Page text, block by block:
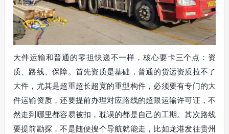
大件运输和普通的零担快递不一样，核心要卡三个点：资
质、路线、保障。首先资质是基础，普通的货运资质拉不了
大件，尤其是超重超长超宽的重型构件，必须要有专门的大
件运输资质，还要提前办理对应路线的超限运输许可证，不
然走到哪里都容易被扣，耽误的都是自己的工期。其次路线
要提前勘探，不是随便搜个导航就能走，比如龙港发往贵州